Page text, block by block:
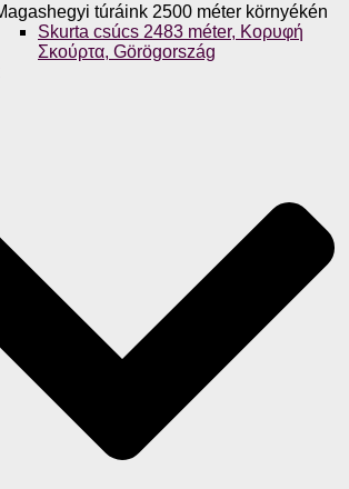
túráink 2500 méter környékén
Skurta csúcs 2483 méter, Κορυφή
Σκούρτα, Görögország